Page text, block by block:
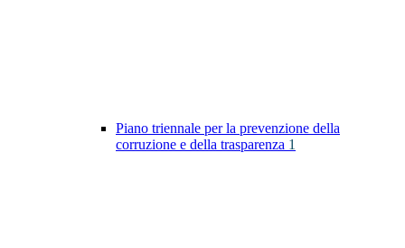
Piano triennale per la prevenzione della
corruzione e della trasparenza 1